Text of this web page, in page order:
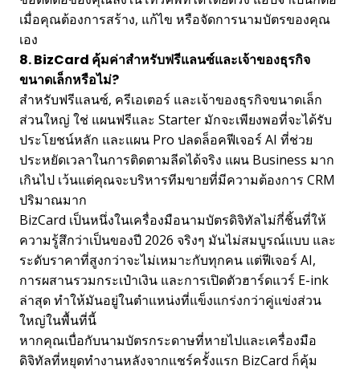
เมื่อคุณต้องการสร้าง, แก้ไข หรือจัดการนามบัตรของคุณ
เอง
8. BizCard คุ้มค่าสำหรับฟรีแลนซ์และเจ้าของธุรกิจ
ขนาดเล็กหรือไม่?
สำหรับฟรีแลนซ์, ครีเอเตอร์ และเจ้าของธุรกิจขนาดเล็ก
ส่วนใหญ่ ใช่ แผนฟรีและ Starter มักจะเพียงพอที่จะได้รับ
ประโยชน์หลัก และแผน Pro ปลดล็อคฟีเจอร์ AI ที่ช่วย
ประหยัดเวลาในการติดตามลีดได้จริง แผน Business มาก
เกินไป เว้นแต่คุณจะบริหารทีมขายที่มีความต้องการ CRM
ปริมาณมาก
BizCard เป็นหนึ่งในเครื่องมือนามบัตรดิจิทัลไม่กี่ชิ้นที่ให้
ความรู้สึกว่าเป็นของปี 2026 จริงๆ มันไม่สมบูรณ์แบบ และ
ระดับราคาที่สูงกว่าจะไม่เหมาะกับทุกคน แต่ฟีเจอร์ AI,
การผสานรวมกระเป๋าเงิน และการเปิดตัวฮาร์ดแวร์ E-ink
ล่าสุด ทำให้มันอยู่ในตำแหน่งที่แข็งแกร่งกว่าคู่แข่งส่วน
ใหญ่ในพื้นที่นี้
หากคุณเบื่อกับนามบัตรกระดาษที่หายไปและเครื่องมือ
ดิจิทัลที่หยุดทำงานหลังจากแชร์ครั้งแรก BizCard ก็คุ้ม